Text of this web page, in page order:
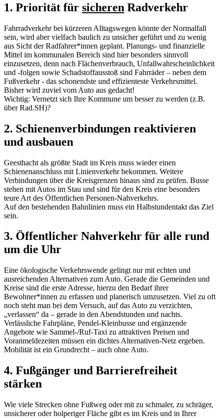
1. Priorität für sicheren Radverkehr
Fahrradverkehr bei kürzeren Alltagswegen könnte der Normalfall
sein, wird aber vielfach baulich zu unsicher geführt und zu wenig
aus Sicht der Radfahrer*innen geplant. Planungs- und finanzielle
Mittel im kommunalen Bereich sind hier besonders sinnvoll
einzusetzen, denn nach Flächenverbrauch, Unfallwahrscheinlichkeit
und -folgen sowie Schadstoffausstoß sind Fahrräder – neben dem
Fußverkehr - das schonendste und effizienteste Verkehrsmittel.
Bisher wird zuviel vom Auto aus gedacht!
Wichtig: Vernetzt sich Ihre Kommune um besser zu werden (z.B.
über Rad.SH)?
2. Schienenverbindungen reaktivieren
und ausbauen
Geesthacht als größte Stadt im Kreis muss wieder einen
Schienenanschluss mit Linienverkehr bekommen. Weitere
Verbindungen über die Kreisgrenzen hinaus sind zu prüfen. Busse
stehen mit Autos im Stau und sind für den Kreis eine besonders
teure Art des Öffentlichen Personen-Nahverkehrs.
Auf den bestehenden Bahnlinien muss ein Halbstundentakt das Ziel
sein.
3. Öffentlicher Nahverkehr für alle rund
um die Uhr
Eine ökologische Verkehrswende gelingt nur mit echten und
ausreichenden Alternativen zum Auto. Gerade die Gemeinden und
Kreise sind die erste Adresse, hierzu den Bedarf ihrer
Bewohner*innen zu erfassen und planerisch umzusetzen. Viel zu oft
noch steht man bei dem Versuch, auf das Auto zu verzichten,
„verlassen“ da – gerade in den Abendstunden und nachts.
Verlässliche Fahrpläne, Pendel-Kleinbusse und ergänzende
Angebote wie Sammel-/Ruf-Taxi zu attraktiven Preisen und
Voranmeldezeiten müssen ein dichtes Alternativen-Netz ergeben.
Mobilität ist ein Grundrecht – auch ohne Auto.
4. Fußgänger und Barrierefreiheit
stärken
Wie viele Strecken ohne Fußweg oder mit zu schmaler, zu schräger,
unsicherer oder holperiger Fläche gibt es im Kreis und in Ihrer